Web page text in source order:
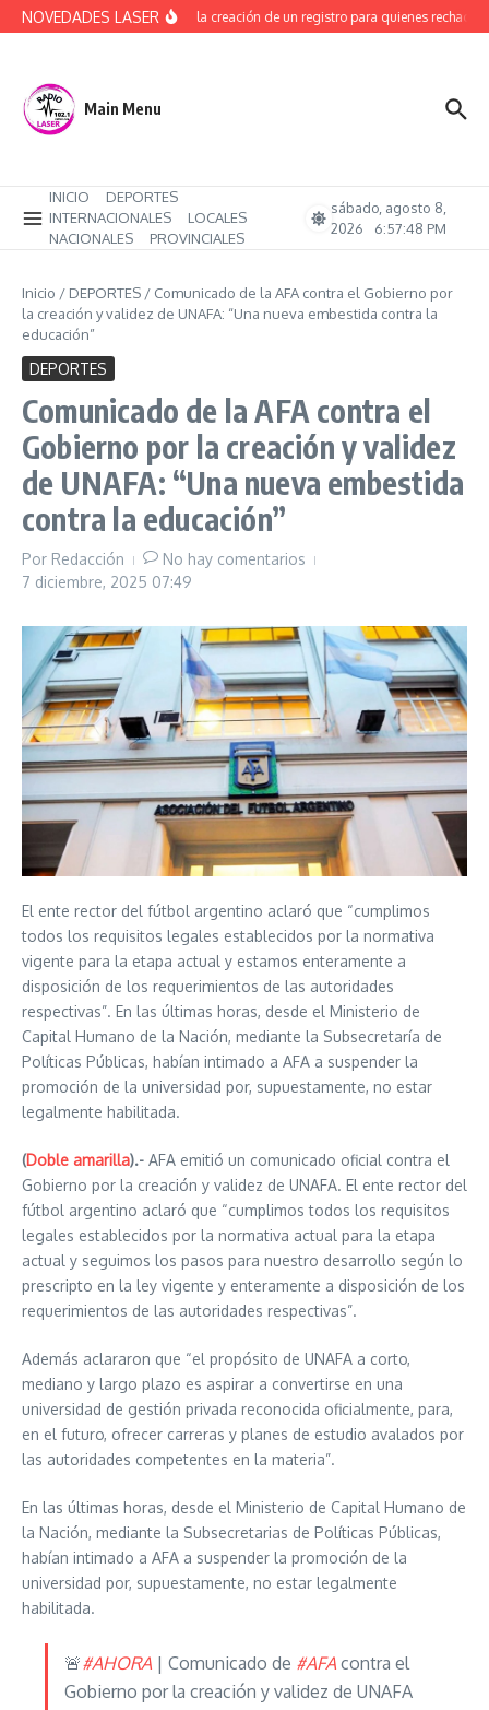
Saltar al contenido
NOVEDADES LASERAvanza la creación de un registro para quienes rechacen
Main Menu
INICIO
DEPORTES
INTERNACIONALES
LOCALES
NACIONALES
PROVINCIALES
sábado, agosto 8,
2026
6:57:49 PM
Inicio / DEPORTES / Comunicado de la AFA contra el Gobierno por
la creación y validez de UNAFA: “Una nueva embestida contra la
educación”
DEPORTES
Comunicado de la AFA contra el
Gobierno por la creación y validez
de UNAFA: “Una nueva embestida
contra la educación”
Por Redacción
No hay comentarios
7 diciembre, 2025 07:49
El ente rector del fútbol argentino aclaró que “cumplimos
todos los requisitos legales establecidos por la normativa
vigente para la etapa actual y estamos enteramente a
disposición de los requerimientos de las autoridades
respectivas”. En las últimas horas, desde el Ministerio de
Capital Humano de la Nación, mediante la Subsecretaría de
Políticas Públicas, habían intimado a AFA a suspender la
promoción de la universidad por, supuestamente, no estar
legalmente habilitada.
(Doble amarilla).- AFA emitió un comunicado oficial contra el
Gobierno por la creación y validez de UNAFA. El ente rector del
fútbol argentino aclaró que “cumplimos todos los requisitos
legales establecidos por la normativa actual para la etapa
actual y seguimos los pasos para nuestro desarrollo según lo
prescripto en la ley vigente y enteramente a disposición de los
requerimientos de las autoridades respectivas”.
Además aclararon que “el propósito de UNAFA a corto,
mediano y largo plazo es aspirar a convertirse en una
universidad de gestión privada reconocida oficialmente, para,
en el futuro, ofrecer carreras y planes de estudio avalados por
las autoridades competentes en la materia”.
En las últimas horas, desde el Ministerio de Capital Humano de
la Nación, mediante la Subsecretarias de Políticas Públicas,
habían intimado a AFA a suspender la promoción de la
universidad por, supuestamente, no estar legalmente
habilitada.
🚨#AHORA | Comunicado de #AFA contra el
Gobierno por la creación y validez de UNAFA